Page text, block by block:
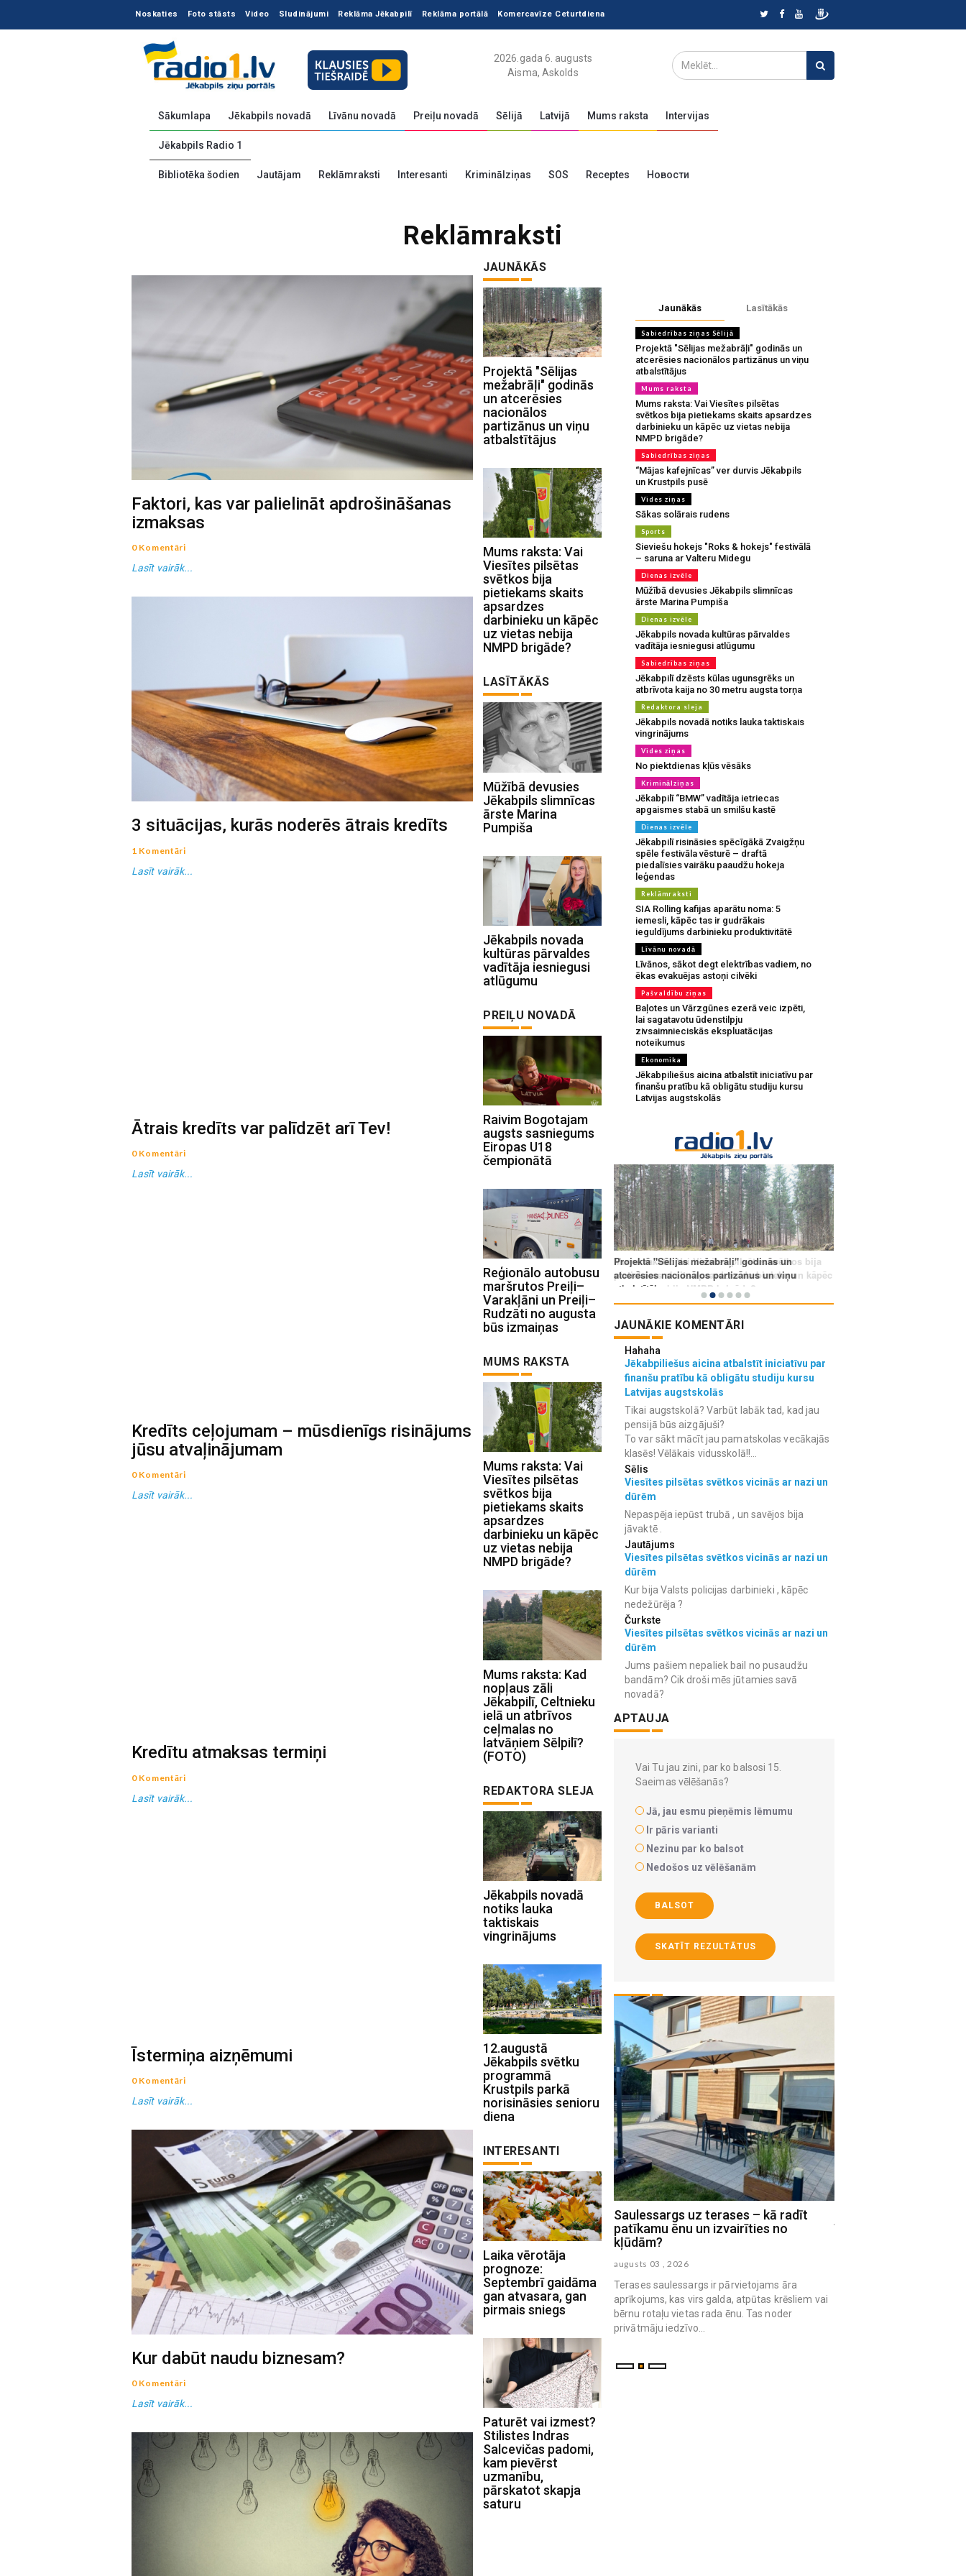
Noskaties Foto stāsts Video Sludinājumi Reklāma Jēkabpilī Reklāma portālā Komercavīze Ceturtdiena
2026.gada 6. augusts
Aisma, Askolds
Sākumlapa Jēkabpils novadā Līvānu novadā Preiļu novadā Sēlijā Latvijā Mums raksta Intervijas
Jēkabpils Radio 1
Bibliotēka šodien Jautājam Reklāmraksti Interesanti Kriminālziņas SOS Receptes Новости
Reklāmraksti
Faktori, kas var palielināt apdrošināšanas
izmaksas
0 Komentāri
Lasīt vairāk...
3 situācijas, kurās noderēs ātrais kredīts
1 Komentāri
Lasīt vairāk...
Ātrais kredīts var palīdzēt arī Tev!
0 Komentāri
Lasīt vairāk...
Kredīts ceļojumam – mūsdienīgs risinājums
jūsu atvaļinājumam
0 Komentāri
Lasīt vairāk...
Kredītu atmaksas termiņi
0 Komentāri
Lasīt vairāk...
Īstermiņa aizņēmumi
0 Komentāri
Lasīt vairāk...
Kur dabūt naudu biznesam?
0 Komentāri
Lasīt vairāk...
JAUNĀKĀS
Projektā "Sēlijas
mežabrāļi" godinās
un atcerēsies
nacionālos
partizānus un viņu
atbalstītājus
Mums raksta: Vai
Viesītes pilsētas
svētkos bija
pietiekams skaits
apsardzes
darbinieku un kāpēc
uz vietas nebija
NMPD brigāde?
LASĪTĀKĀS
Mūžībā devusies
Jēkabpils slimnīcas
ārste Marina
Pumpiša
Jēkabpils novada
kultūras pārvaldes
vadītāja iesniegusi
atlūgumu
PREIĻU NOVADĀ
Raivim Bogotajam
augsts sasniegums
Eiropas U18
čempionātā
Reģionālo autobusu
maršrutos Preiļi–
Varakļāni un Preiļi–
Rudzāti no augusta
būs izmaiņas
MUMS RAKSTA
Mums raksta: Vai
Viesītes pilsētas
svētkos bija
pietiekams skaits
apsardzes
darbinieku un kāpēc
uz vietas nebija
NMPD brigāde?
Mums raksta: Kad
nopļaus zāli
Jēkabpilī, Celtnieku
ielā un atbrīvos
ceļmalas no
latvāņiem Sēlpilī?
(FOTO)
REDAKTORA SLEJA
Jēkabpils novadā
notiks lauka
taktiskais
vingrinājums
12.augustā
Jēkabpils svētku
programmā
Krustpils parkā
norisināsies senioru
diena
INTERESANTI
Laika vērotāja
prognoze:
Septembrī gaidāma
gan atvasara, gan
pirmais sniegs
Paturēt vai izmest?
Stilistes Indras
Salcevičas padomi,
kam pievērst
uzmanību,
pārskatot skapja
saturu
Jaunākās Lasītākās
Sabiedrības ziņas Sēlijā
Projektā "Sēlijas mežabrāļi" godinās un
atcerēsies nacionālos partizānus un viņu
atbalstītājus
Mums raksta
Mums raksta: Vai Viesītes pilsētas
svētkos bija pietiekams skaits apsardzes
darbinieku un kāpēc uz vietas nebija
NMPD brigāde?
Sabiedrības ziņas
“Mājas kafejnīcas” ver durvis Jēkabpils
un Krustpils pusē
Vides ziņas
Sākas solārais rudens
Sports
Sieviešu hokejs "Roks & hokejs" festivālā
– saruna ar Valteru Midegu
Dienas izvēle
Mūžībā devusies Jēkabpils slimnīcas
ārste Marina Pumpiša
Dienas izvēle
Jēkabpils novada kultūras pārvaldes
vadītāja iesniegusi atlūgumu
Sabiedrības ziņas
Jēkabpilī dzēsts kūlas ugunsgrēks un
atbrīvota kaija no 30 metru augsta torņa
Redaktora sleja
Jēkabpils novadā notiks lauka taktiskais
vingrinājums
Vides ziņas
No piektdienas kļūs vēsāks
Kriminālziņas
Jēkabpilī “BMW” vadītāja ietriecas
apgaismes stabā un smilšu kastē
Dienas izvēle
Jēkabpilī risināsies spēcīgākā Zvaigžņu
spēle festivāla vēsturē – draftā
piedalīsies vairāku paaudžu hokeja
leģendas
Reklāmraksti
SIA Rolling kafijas aparātu noma: 5
iemesli, kāpēc tas ir gudrākais
ieguldījums darbinieku produktivitātē
Līvānu novadā
Līvānos, sākot degt elektrības vadiem, no
ēkas evakuējas astoņi cilvēki
Pašvaldību ziņas
Baļotes un Vārzgūnes ezerā veic izpēti,
lai sagatavotu ūdenstilpju
zivsaimnieciskās ekspluatācijas
noteikumus
Ekonomika
Jēkabpiliešus aicina atbalstīt iniciatīvu par
finanšu pratību kā obligātu studiju kursu
Latvijas augstskolās
JAUNĀKIE KOMENTĀRI
Hahaha
Jēkabpiliešus aicina atbalstīt iniciatīvu par
finanšu pratību kā obligātu studiju kursu
Latvijas augstskolās
Tikai augstskolā? Varbūt labāk tad, kad jau
pensijā būs aizgājuši?
To var sākt mācīt jau pamatskolas vecākajās
klasēs! Vēlākais vidusskolā!!...
Sēlis
Viesītes pilsētas svētkos vicinās ar nazi un
dūrēm
Nepaspēja iepūst trubā , un savējos bija
jāvaktē .
Jautājums
Viesītes pilsētas svētkos vicinās ar nazi un
dūrēm
Kur bija Valsts policijas darbinieki , kāpēc
nedežūrēja ?
Čurkste
Viesītes pilsētas svētkos vicinās ar nazi un
dūrēm
Jums pašiem nepaliek bail no pusaudžu
bandām? Cik droši mēs jūtamies savā
novadā?
APTAUJA
Vai Tu jau zini, par ko balsosi 15.
Saeimas vēlēšanās?
Jā, jau esmu pieņēmis lēmumu
Ir pāris varianti
Nezinu par ko balsot
Nedošos uz vēlēšanām
BALSOT
SKATĪT REZULTĀTUS
SIA Rolling kafijas aparātu noma: 5
iemesli, kāpēc tas ir gudrākais
ieguldījums darbinieku produktivitātē
augusts 04 , 2026
Saulessargs uz terases – kā radīt
patīkamu ēnu un izvairīties no
kļūdām?
augusts 03 , 2026
Terases saulessargs ir pārvietojams āra
aprīkojums, kas virs galda, atpūtas krēsliem vai
bērnu rotaļu vietas rada ēnu. Tas noder
privātmāju iedzīvo...